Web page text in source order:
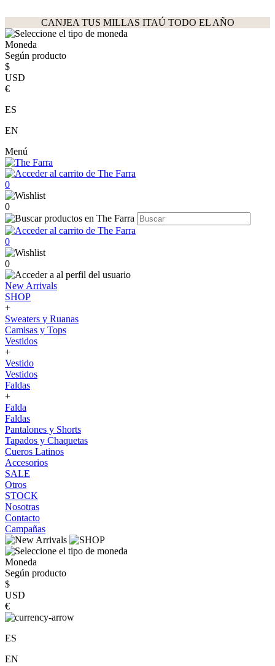
CANJEA TUS MILLAS ITAÚ TODO EL AÑO
Moneda
Según producto
$
USD
€
ES
EN
Menú
0
0
0
0
New Arrivals
SHOP
+
Sweaters y Ruanas
Camisas y Tops
Vestidos
+
Vestido
Vestidos
Faldas
+
Falda
Faldas
Pantalones y Shorts
Tapados y Chaquetas
Cueros Latinos
Accesorios
SALE
Otros
STOCK
Nosotras
Contacto
Campañas
Moneda
Según producto
$
USD
€
ES
EN